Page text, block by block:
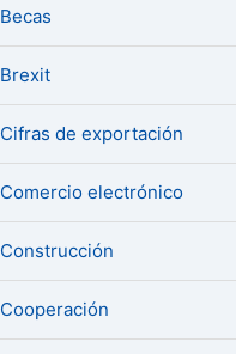
Becas
Brexit
Cifras de exportación
Comercio electrónico
Construcción
Cooperación